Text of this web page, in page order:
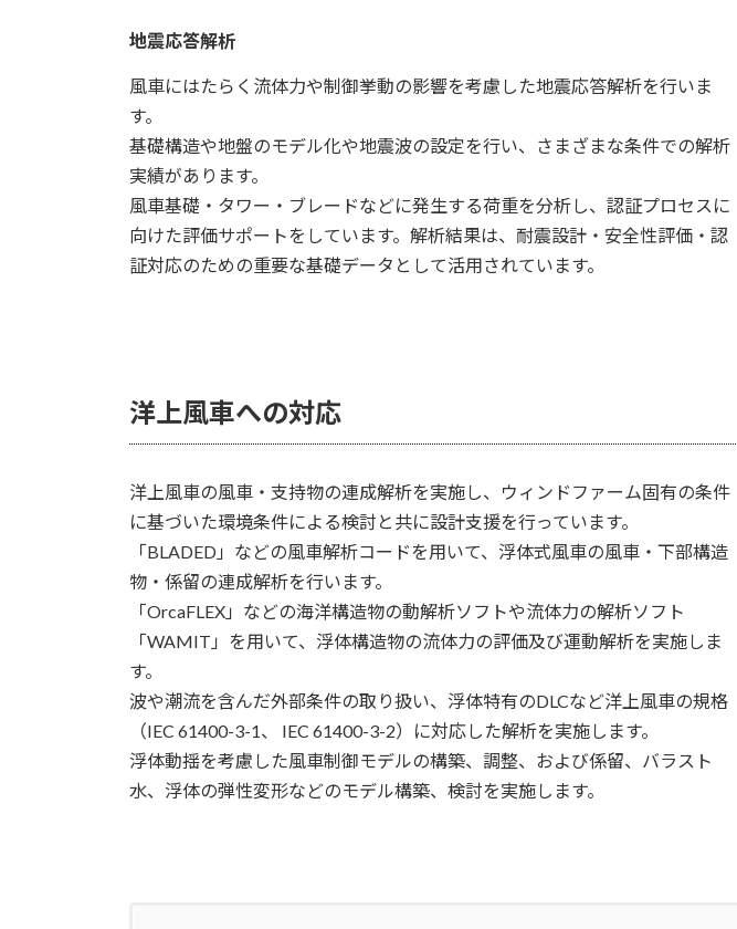
地震応答解析
風車にはたらく流体力や制御挙動の影響を考慮した地震応答解析を行いま
す。
基礎構造や地盤のモデル化や地震波の設定を行い、さまざまな条件での解析
実績があります。
風車基礎・タワー・ブレードなどに発生する荷重を分析し、認証プロセスに
向けた評価サポートをしています。解析結果は、耐震設計・安全性評価・認
証対応のための重要な基礎データとして活用されています。
洋上風車への対応
洋上風車の風車・支持物の連成解析を実施し、ウィンドファーム固有の条件
に基づいた環境条件による検討と共に設計支援を行っています。
「BLADED」などの風車解析コードを用いて、浮体式風車の風車・下部構造
物・係留の連成解析を行います。
「OrcaFLEX」などの海洋構造物の動解析ソフトや流体力の解析ソフト
「WAMIT」を用いて、浮体構造物の流体力の評価及び運動解析を実施しま
す。
波や潮流を含んだ外部条件の取り扱い、浮体特有のDLCなど洋上風車の規格
（IEC 61400-3-1、 IEC 61400-3-2）に対応した解析を実施します。
浮体動揺を考慮した風車制御モデルの構築、調整、および係留、バラスト
水、浮体の弾性変形などのモデル構築、検討を実施します。